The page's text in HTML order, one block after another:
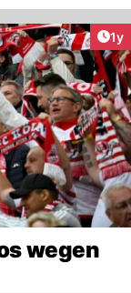
1y
wegen